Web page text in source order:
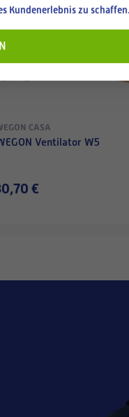
CASA
Ventilator W5
€
Kundenerlebnis zu schaffen.